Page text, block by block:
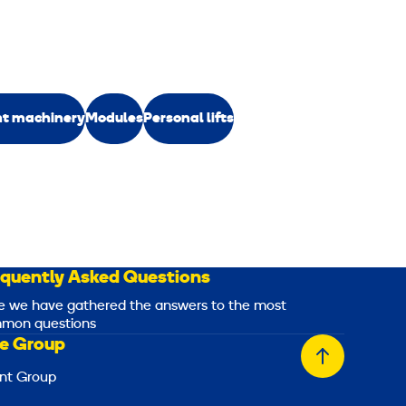
machineryModulesPersonal lifts
Asked Questions
we have gathered the answers to the most
questions
Group
Group
Back